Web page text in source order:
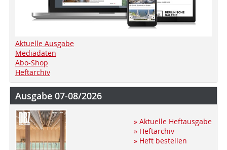
Aktuelle Ausgabe
Mediadaten
Abo-Shop
Heftarchiv
Ausgabe 07-08/2026
» Aktuelle Heftausgabe
» Heftarchiv
» Heft bestellen